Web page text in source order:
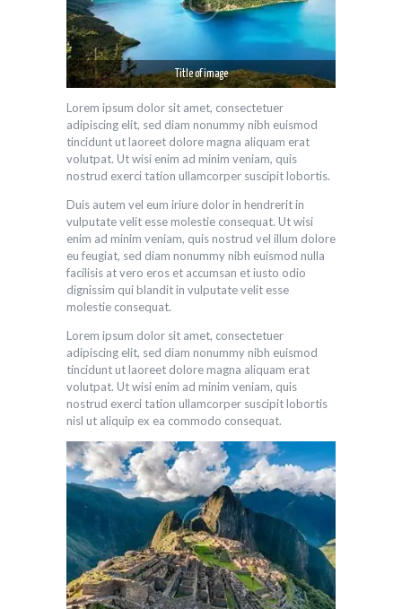
Title of image
Lorem ipsum dolor sit amet, consectetuer
adipiscing elit, sed diam nonummy nibh euismod
tincidunt ut laoreet dolore magna aliquam erat
volutpat. Ut wisi enim ad minim veniam, quis
nostrud exerci tation ullamcorper suscipit lobortis.
Duis autem vel eum iriure dolor in hendrerit in
vulputate velit esse molestie consequat. Ut wisi
enim ad minim veniam, quis nostrud vel illum dolore
eu feugiat, sed diam nonummy nibh euismod nulla
facilisis at vero eros et accumsan et iusto odio
dignissim qui blandit in vulputate velit esse
molestie consequat.
Lorem ipsum dolor sit amet, consectetuer
adipiscing elit, sed diam nonummy nibh euismod
tincidunt ut laoreet dolore magna aliquam erat
volutpat. Ut wisi enim ad minim veniam, quis
nostrud exerci tation ullamcorper suscipit lobortis
nisl ut aliquip ex ea commodo consequat.